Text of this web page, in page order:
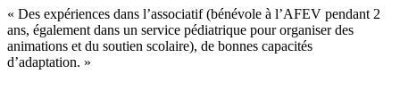
« Des expériences dans l’associatif (bénévole à l’AFEV pendant 2
ans, également dans un service pédiatrique pour organiser des
animations et du soutien scolaire), de bonnes capacités
d’adaptation. »